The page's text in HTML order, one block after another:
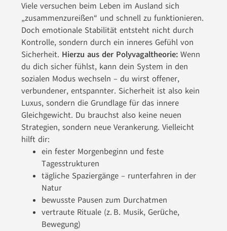
Viele versuchen beim Leben im Ausland sich
„zusammenzureißen“ und schnell zu funktionieren.
Doch emotionale Stabilität entsteht nicht durch
Kontrolle, sondern durch ein inneres Gefühl von
Sicherheit. Hierzu aus der Polyvagaltheorie: Wenn
du dich sicher fühlst, kann dein System in den
sozialen Modus wechseln – du wirst offener,
verbundener, entspannter. Sicherheit ist also kein
Luxus, sondern die Grundlage für das innere
Gleichgewicht. Du brauchst also keine neuen
Strategien, sondern neue Verankerung. Vielleicht
hilft dir:
ein fester Morgenbeginn und feste
Tagesstrukturen
tägliche Spaziergänge – runterfahren in der
Natur
bewusste Pausen zum Durchatmen
vertraute Rituale (z. B. Musik, Gerüche,
Bewegung)